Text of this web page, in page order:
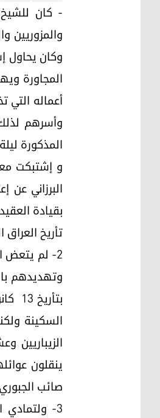
- كان للشيخ
والمزوريين
وكان يحاول
المجاورة
وأسرهم
و إشتبكت
بقيادة
تأريخ العراق المعاصر1914- 1958)، تحقيق: اللواء
2- لم يتعض
وتهديدهم
السكينة
ينقلون
صائب الجبوري،